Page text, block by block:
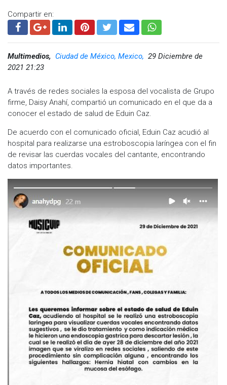
Compartir en:
Multimedios, Ciudad de México, Mexico, 29 Diciembre de
2021 21:23
A través de redes sociales la esposa del vocalista de Grupo
firme, Daisy Anahí, compartió un comunicado en el que da a
conocer el estado de salud de Eduin Caz.
De acuerdo con el comunicado oficial, Eduin Caz acudió al
hospital para realizarse una estroboscopia laríngea con el fin
de revisar las cuerdas vocales del cantante, encontrando
datos importantes.